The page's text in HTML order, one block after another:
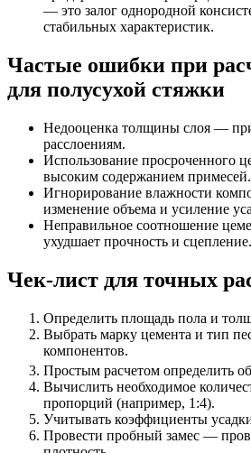
— это залог однородной
стабильных характеристик.
Частые ошибки при
для полусухой стяжки
Недооценка толщины слоя —
расслоениям.
Использование просроченного
высоким содержанием примесей.
Игнорирование влажности
изменение объема и усиление
Неправильное соотношение
ухудшает прочность и сцепление.
Чек-лист для точных
Определить площадь пола и
Выбрать марку цемента и тип
компонентов.
Простым расчетом определить
Вычислить необходимое
пропорций (например, 1:4).
Учитывать коэффициенты
Провести пробный замес —